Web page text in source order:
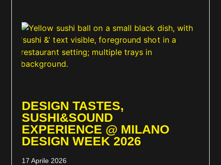
DESIGN TASTES,
SUSHI&SOUND
EXPERIENCE @ MILANO
DESIGN WEEK 2026
17 Aprile 2026